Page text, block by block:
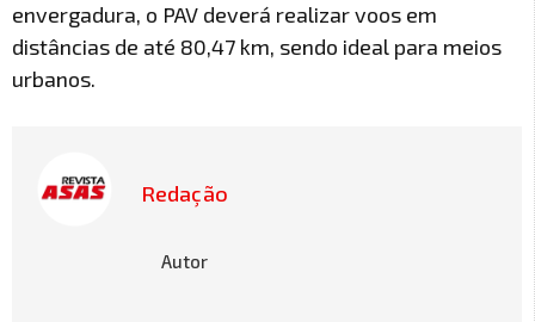
envergadura, o PAV deverá realizar voos em
distâncias de até 80,47 km, sendo ideal para meios
urbanos.
Redação
Autor